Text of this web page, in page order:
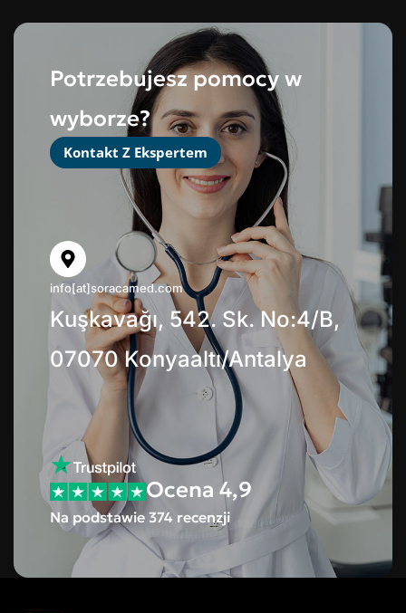
Potrzebujesz pomocy w
wyborze?
Kontakt Z Ekspertem
info[at]soracamed.com
Kuşkavağı, 542. Sk. No:4/B,
07070 Konyaaltı/Antalya
Ocena 4,9
Na podstawie 374 recenzji